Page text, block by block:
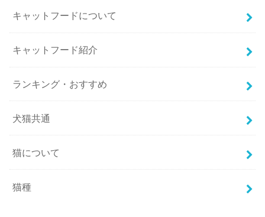
キャットフードについて
キャットフード紹介
ランキング・おすすめ
犬猫共通
猫について
猫種